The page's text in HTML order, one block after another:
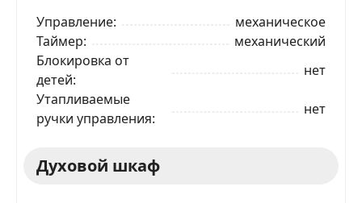
Управление
механическое
Таймер
механический
Блокировка от
детей
нет
Утапливаемые
ручки управления
нет
Духовой шкаф